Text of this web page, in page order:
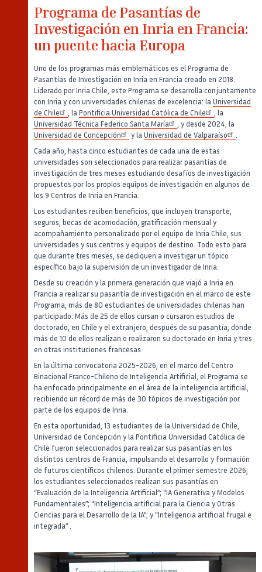
Programa de Pasantías de
Investigación en Inria en Francia:
un puente hacia Europa
Uno de los programas más emblemáticos es el Programa de
Pasantías de Investigación en Inria en Francia creado en 2018.
Liderado por Inria Chile, este Programa se desarrolla conjuntamente
con Inria y con universidades chilenas de excelencia: la Universidad
de Chile
, la Pontificia Universidad Católica de Chile
, la
Universidad Técnica Federico Santa María
, y desde 2024, la
Universidad de Concepción
y la Universidad de Valparaíso
Cada año, hasta cinco estudiantes de cada una de estas
universidades son seleccionados para realizar pasantías de
investigación de tres meses estudiando desafíos de investigación
propuestos por los propios equipos de investigación en algunos de
los 9 Centros de Inria en Francia.
Los estudiantes reciben beneficios, que incluyen transporte,
seguros, becas de acomodación, gratificación mensual y
acompañamiento personalizado por el equipo de Inria Chile, sus
universidades y sus centros y equipos de destino. Todo esto para
que durante tres meses, se dediquen a investigar un tópico
específico bajo la supervisión de un investigador de Inria.
Desde su creación y la primera generación que viajó a Inria en
Francia a realizar su pasantía de investigación en el marco de este
Programa, más de 80 estudiantes de universidades chilenas han
participado. Más de 25 de ellos cursan o cursaron estudios de
doctorado, en Chile y el extranjero, después de su pasantía, donde
más de 10 de ellos realizan o realizaron su doctorado en Inria y tres
en otras instituciones francesas.
En la última convocatoria 2025-2026, en el marco del Centro
Binacional Franco-Chileno de Inteligencia Artificial, el Programa se
ha enfocado principalmente en el área de la inteligencia artificial,
recibiendo un récord de más de 30 tópicos de investigación por
parte de los equipos de Inria.
En esta oportunidad, 13 estudiantes de la Universidad de Chile,
Universidad de Concepción y la Pontificia Universidad Católica de
Chile fueron seleccionados para realizar sus pasantías en los
distintos centros de Francia, impulsando el desarrollo y formación
de futuros científicos chilenos. Durante el primer semestre 2026,
los estudiantes seleccionados realizan sus pasantías en
“Evaluación de la Inteligencia Artificial”; “IA Generativa y Modelos
Fundamentales”; “Inteligencia artificial para la Ciencia y Otras
Ciencias para el Desarrollo de la IA”; y “Inteligencia artificial frugal e
integrada” .